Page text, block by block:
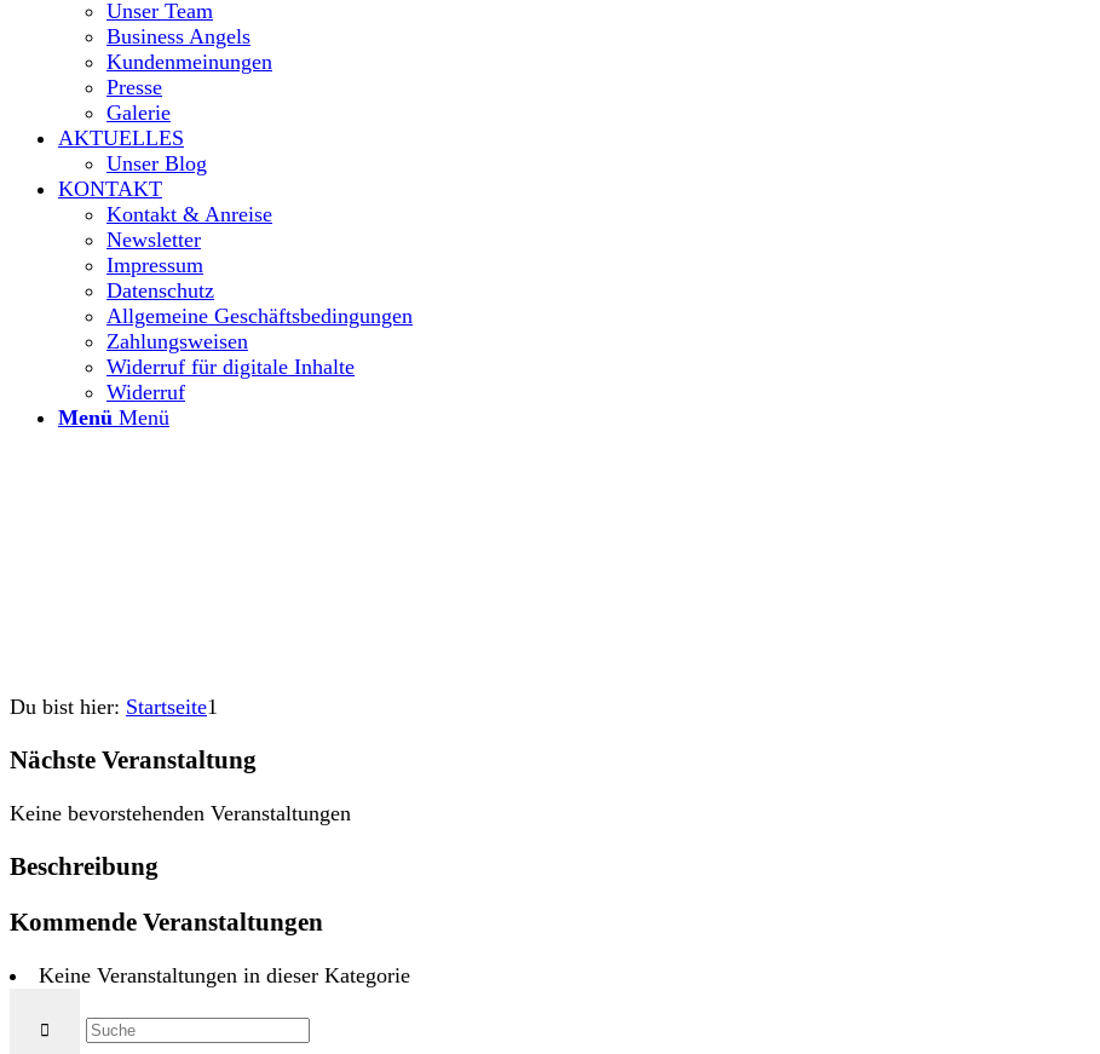
Unser Team
Business Angels
Kundenmeinungen
Presse
Galerie
AKTUELLES
Unser Blog
KONTAKT
Kontakt & Anreise
Newsletter
Impressum
Datenschutz
Allgemeine Geschäftsbedingungen
Zahlungsweisen
Widerruf für digitale Inhalte
Widerruf
Menü Menü
Du bist hier: Startseite1
Nächste Veranstaltung
Keine bevorstehenden Veranstaltungen
Beschreibung
Kommende Veranstaltungen
Keine Veranstaltungen in dieser Kategorie